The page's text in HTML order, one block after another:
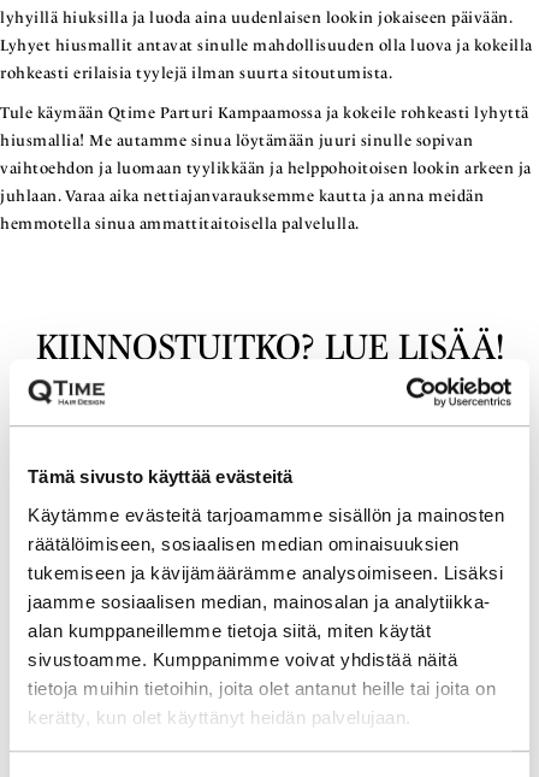
Tämä sivusto käyttää evästeitä
Käytämme evästeitä tarjoamamme sisällön ja mainosten
räätälöimiseen, sosiaalisen median ominaisuuksien
tukemiseen ja kävijämäärämme analysoimiseen. Lisäksi
jaamme sosiaalisen median, mainosalan ja analytiikka-
alan kumppaneillemme tietoja siitä, miten käytät
sivustoamme. Kumppanimme voivat yhdistää näitä
tietoja muihin tietoihin, joita olet antanut heille tai joita on
kerätty, kun olet käyttänyt heidän palvelujaan.
lyhyillä hiuksilla ja luoda aina uudenlaisen lookin jokaiseen päivään.
Lyhyet hiusmallit antavat sinulle mahdollisuuden olla luova ja kokeilla
rohkeasti erilaisia tyylejä ilman suurta sitoutumista.
Tule käymään Qtime Parturi Kampaamossa ja kokeile rohkeasti lyhyttä
hiusmallia! Me autamme sinua löytämään juuri sinulle sopivan
vaihtoehdon ja luomaan tyylikkään ja helppohoitoisen lookin arkeen ja
juhlaan. Varaa aika nettiajanvarauksemme kautta ja anna meidän
hemmotella sinua ammattitaitoisella palvelulla.
KIINNOSTUITKO? LUE LISÄÄ!